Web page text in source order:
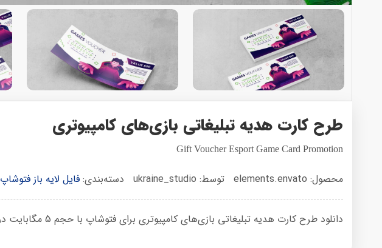
طرح کارت هدیه تبلیغاتی بازی‌های کامپیوتری
Gift Voucher Esport Game Card Promotion
محصول: elements.envato توسط: ukraine_studio دسته‌بندی: فایل لایه باز فتوشاپ
دانلود طرح کارت هدیه تبلیغاتی بازی‌های کامپیوتری برای فتوشاپ با حجم 5 مگابایت در